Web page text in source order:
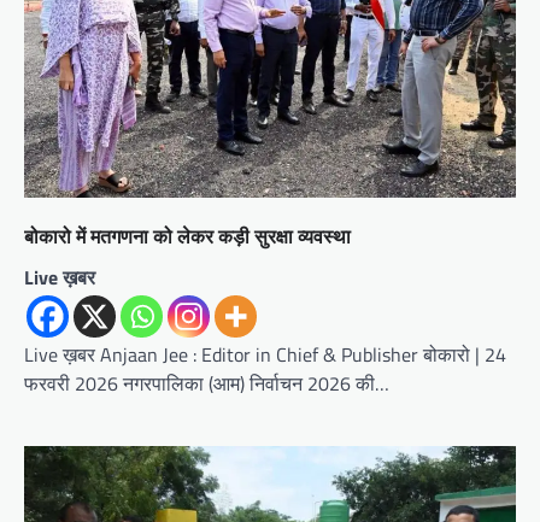
बोकारो में मतगणना को लेकर कड़ी सुरक्षा व्यवस्था
Live ख़बर
Live ख़बर Anjaan Jee : Editor in Chief & Publisher बोकारो | 24
फरवरी 2026 नगरपालिका (आम) निर्वाचन 2026 की…